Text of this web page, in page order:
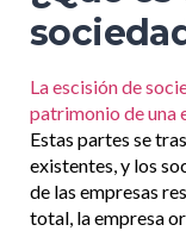
La escisión de
patrimonio de una
Estas partes se
existentes, y los
de las empresas
total, la empresa